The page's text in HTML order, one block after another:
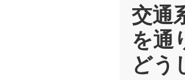
交通
を通
どう